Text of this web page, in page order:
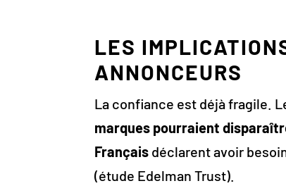
LES
ANNONCEURS
La confiance est déjà fragile.
marques pourraient
Français déclarent avoir
(étude Edelman Trust).